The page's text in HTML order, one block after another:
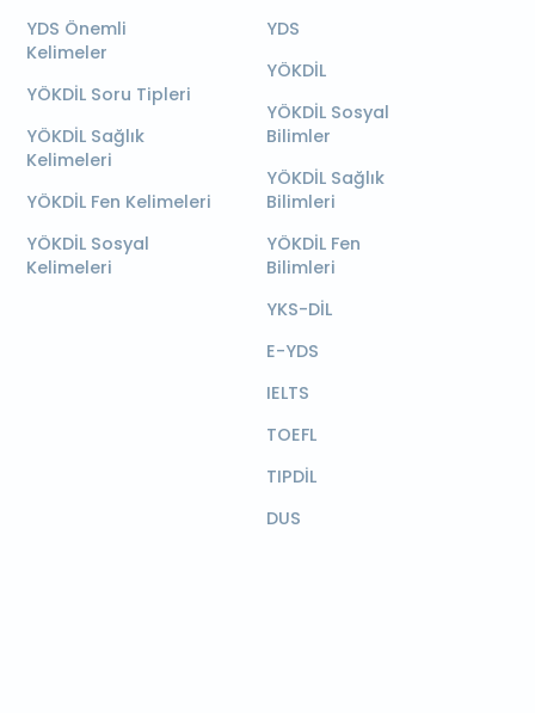
YDS Önemli
Kelimeler
YÖKDİL Soru Tipleri
YÖKDİL Sağlık
Kelimeleri
YÖKDİL Fen Kelimeleri
YÖKDİL Sosyal
Kelimeleri
YDS
YÖKDİL
YÖKDİL Sosyal
Bilimler
YÖKDİL Sağlık
Bilimleri
YÖKDİL Fen
Bilimleri
YKS-DİL
E-YDS
IELTS
TOEFL
TIPDİL
DUS